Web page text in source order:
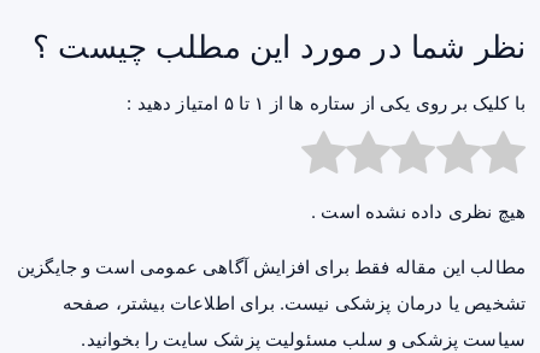
نظر شما در مورد این مطلب چیست ؟
با کلیک بر روی یکی از ستاره ها از ۱ تا ۵ امتیاز دهید :
هیچ نظری داده نشده است .
مطالب این مقاله فقط برای افزایش آگاهی عمومی است و جایگزین
تشخیص یا درمان پزشکی نیست. برای اطلاعات بیشتر، صفحه
سیاست پزشکی و سلب مسئولیت پزشک سایت را بخوانید.